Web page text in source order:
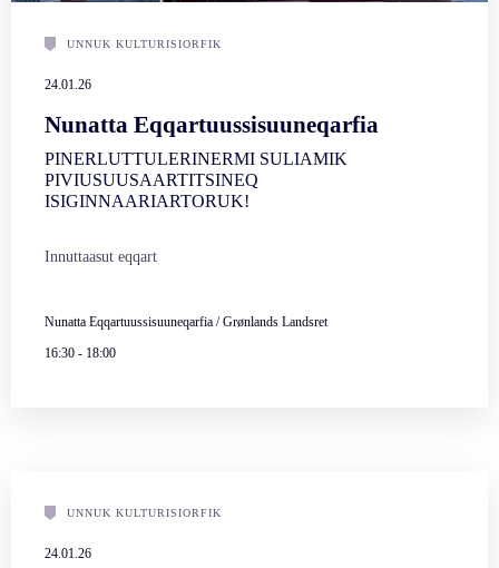
UNNUK KULTURISIORFIK
24.01.26
Nunatta Eqqartuussisuuneqarfia
PINERLUTTULERINERMI SULIAMIK
PIVIUSUUSAARTITSINEQ
ISIGINNAARIARTORUK!
Innuttaasut eqqart
Nunatta Eqqartuussisuuneqarfia / Grønlands Landsret
16:30 - 18:00
UNNUK KULTURISIORFIK
24.01.26